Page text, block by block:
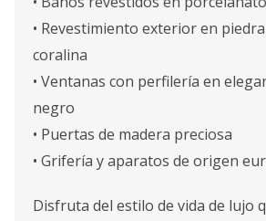
• Revestimiento exterior en
coralina
• Ventanas con perfilería en
negro
• Puertas de madera preciosa
• Grifería y aparatos de origen
Disfruta del estilo de vida de lujo